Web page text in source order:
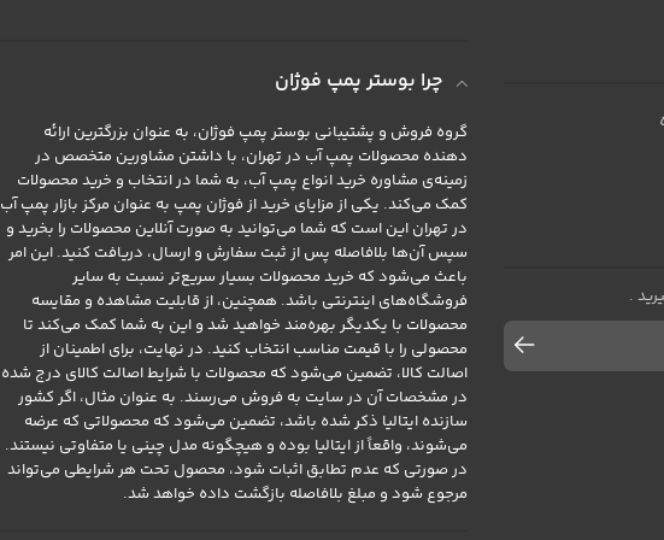
.
چرا بوستر پمپ فوژان
گروه فروش و پشتیبانی بوستر پمپ فوژان، به عنوان بزرگترین ارائه
دهنده محصولات پمپ آب در تهران، با داشتن مشاورین متخصص در
زمینه‌ی مشاوره خرید انواع پمپ آب، به شما در انتخاب و خرید محصولات
کمک می‌کند. یکی از مزایای خرید از فوژان پمپ به عنوان مرکز بازار پمپ آب
در تهران این است که شما می‌توانید به صورت آنلاین محصولات را بخرید و
سپس آن‌ها بلافاصله پس از ثبت سفارش و ارسال، دریافت کنید. این امر
باعث می‌شود که خرید محصولات بسیار سریع‌تر نسبت به سایر
فروشگاه‌های اینترنتی باشد. همچنین، از قابلیت مشاهده و مقایسه
محصولات با یکدیگر بهره‌مند خواهید شد و این به شما کمک می‌کند تا
محصولی را با قیمت مناسب انتخاب کنید. در نهایت، برای اطمینان از
اصالت کالا، تضمین می‌شود که محصولات با شرایط اصالت کالای درج شده
در مشخصات آن در سایت به فروش می‌رسند. به عنوان مثال، اگر کشور
سازنده ایتالیا ذکر شده باشد، تضمین می‌شود که محصولاتی که عرضه
می‌شوند، واقعاً از ایتالیا بوده و هیچگونه مدل چینی یا متفاوتی نیستند.
در صورتی که عدم تطابق اثبات شود، محصول تحت هر شرایطی می‌تواند
مرجوع شود و مبلغ بلافاصله بازگشت داده خواهد شد.